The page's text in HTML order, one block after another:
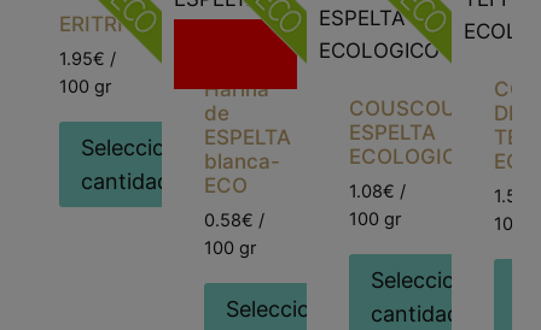
ERITRITOL
1.95€ /
100 gr
Seleccionar
cantidad
Harina
de
ESPELTA
blanca-
ECO
0.58€ /
100 gr
Seleccionar
COUSCOUS
ESPELTA
ECOLOGICO
1.08€ /
100 gr
Seleccionar
cantidad
DE
1.5€ /
100